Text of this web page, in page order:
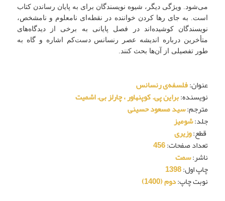
می‌شود. ویژگی دیگر، شیوه نویسندگان برای به پایان رساندن کتاب
است. به جای رها کردن خواننده در نقطه‌ای نامعلوم و نامشخص،
نویسندگان کوشیده‌اند در فصل پایانی به برخی از دیدگاه‌‌های
متأخرین درباره اندیشه عصر رنسانس دست‌کم اشاره و گاه به‌
طور تفصیلی از آن‌ها بحث کنند.
عنوان:فلسفه‌ی رنسانس
نویسنده:براین پی. کوپنهاور ، چارلز بی. اشمیت
مترجم:سید مسعود حسینی
جلد:شومیز
قطع:وزیری
تعداد صفحات:
456
ناشر:سمت
چاپ اول:
1398
نوبت چاپ:دوم (1400)